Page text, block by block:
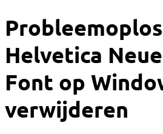
Helvetica
Font op
verwijderen